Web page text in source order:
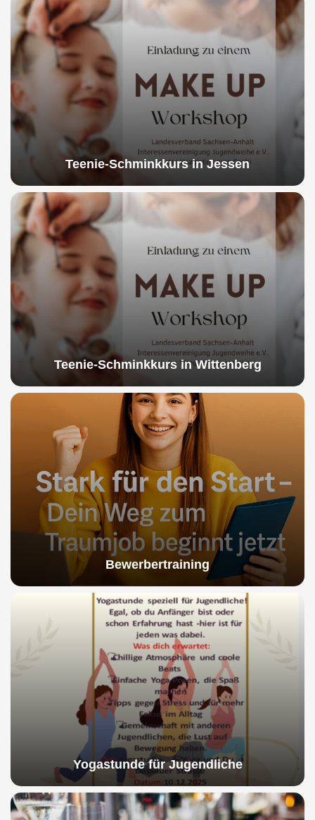
Teenie-Schminkkurs in Jessen
Teenie-Schminkkurs in Wittenberg
Bewerbertraining
Yogastunde für Jugendliche